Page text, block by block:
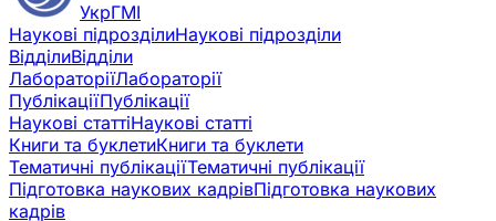
УкрГМІ
Наукові підрозділиНаукові підрозділи
ВідділиВідділи
ЛабораторіїЛабораторії
ПублікаціїПублікації
Наукові статтіНаукові статті
Книги та буклетиКниги та буклети
Тематичні публікаціїТематичні публікації
Підготовка наукових кадрівПідготовка наукових
кадрів